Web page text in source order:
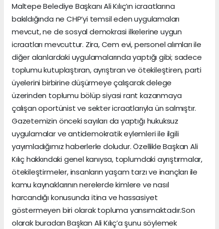
Maltepe Belediye Başkanı Ali Kılıç’ın icraatlarına
bakıldığında ne CHP’yi temsil eden uygulamaları
mevcut, ne de sosyal demokrasi ilkelerine uygun
icraatları mevcuttur. Zira, Cem evi, personel alımları ile
diğer alanlardaki uygulamalarında yaptığı gibi; sadece
toplumu kutuplaştıran, ayrıştıran ve ötekileştiren, parti
üyelerini birbirine düşürmeye çalışarak delege
üzerinden toplumu bölüp siyasi rant kazanmaya
çalışan oportünist ve sekter icraatlarıyla ün salmıştır.
Gazetemizin önceki sayıları da yaptığı hukuksuz
uygulamalar ve antidemokratik eylemleri ile ilgili
yayımladığımız haberlerle doludur. Özellikle Başkan Ali
Kılıç hakkındaki genel kanıysa, toplumdaki ayrıştırmalar,
ötekileştirmeler, insanların yaşam tarzı ve inançları ile
kamu kaynaklarının nerelerde kimlere ve nasıl
harcandığı konusunda itina ve hassasiyet
göstermeyen biri olarak topluma yansımaktadır.Son
olarak buradan Başkan Ali Kılıç’a şunu söylemek